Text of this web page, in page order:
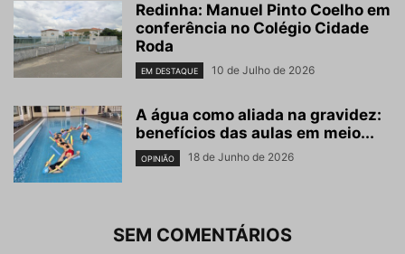
Redinha: Manuel Pinto Coelho em
conferência no Colégio Cidade
Roda
EM DESTAQUE 10 de Julho de 2026
A água como aliada na gravidez:
benefícios das aulas em meio...
OPINIÃO 18 de Junho de 2026
SEM COMENTÁRIOS